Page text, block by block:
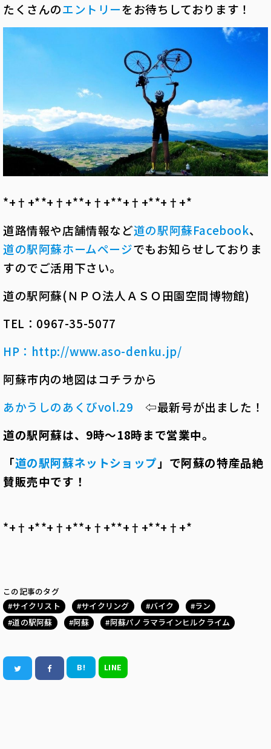
たくさんのエントリーをお待ちしております！
*+†+*――*+†+*――*+†+*――*+†+*――*+†+*――
道路情報や店舗情報など道の駅阿蘇Facebook、
道の駅阿蘇ホームページでもお知らせしておりま
すのでご活用下さい。
道の駅阿蘇(ＮＰＯ法人ＡＳＯ田園空間博物館)
TEL：0967-35-5077
HP ： http://www.aso-denku.jp/
阿蘇市内の地図はコチラから
あかうしのあくびvol.29 ⇦最新号が出ました！
道の駅阿蘇は、9時～18時まで営業中。
「道の駅阿蘇ネットショップ」で阿蘇の特産品絶
賛販売中です！
*+†+*――*+†+*――*+†+*――*+†+*――*+†+*――
この記事のタグ
サイクリスト
サイクリング バイク
ラン
道の駅阿蘇
阿蘇 阿蘇パノラマラインヒルクライム
B! LINE